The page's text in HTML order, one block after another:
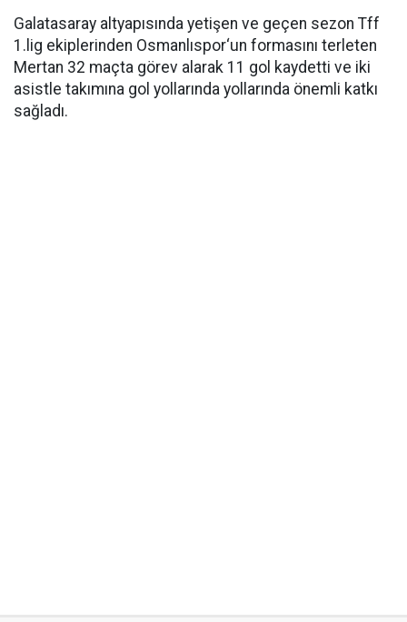
Galatasaray altyapısında yetişen ve geçen sezon Tff
1.lig ekiplerinden Osmanlıspor‘un formasını terleten
Mertan 32 maçta görev alarak 11 gol kaydetti ve iki
asistle takımına gol yollarında yollarında önemli katkı
sağladı.